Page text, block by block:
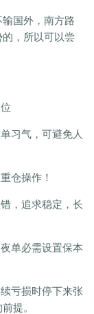
国外，南方路
，所以可以尝
习气，可避免人
仓操作！
，追求稳定，长
单必需设置保本
亏损时停下来张
提。